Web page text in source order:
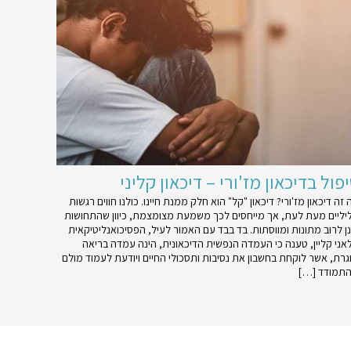
בדיכאון מז'ורי – דיכאון קליני
זה דיכאון מז'ורי? דיכאון "קל" הוא חלק ממנת חיינו. כולנו חווים רגשות
מעת לעת, אך מייחסים לכך משמעת מצומצמת, כיוון שהתחושות
לרוב מתונות ומווסתות. בד בבד עם האמור לעיל, הפסיכואנליטיקאית
קליין, טענה כי העמדה הנפשית הדיכאונית, הינה עמדה בריאה
אשר לוקחת בחשבון את נסיבות ותסכולי החיים ויודעת לעמוד מולם
[…]